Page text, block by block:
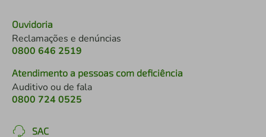
Ouvidoria
Reclamações e denúncias
0800 646 2519
Atendimento a pessoas com deficiência
Auditivo ou de fala
0800 724 0525
SAC